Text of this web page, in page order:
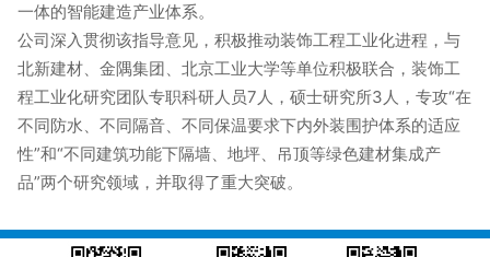
一体的智能建造产业体系。
公司深入贯彻该指导意见，积极推动装饰工程工业化进程，与
北新建材、金隅集团、北京工业大学等单位积极联合，装饰工
程工业化研究团队专职科研人员7人，硕士研究所3人，专攻“在
不同防水、不同隔音、不同保温要求下内外装围护体系的适应
性”和“不同建筑功能下隔墙、地坪、吊顶等绿色建材集成产
品”两个研究领域，并取得了重大突破。